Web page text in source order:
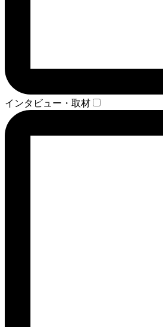
インタビュー・取材